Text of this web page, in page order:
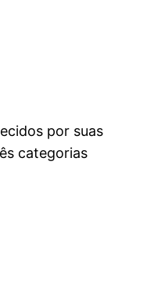
por suas
categorias